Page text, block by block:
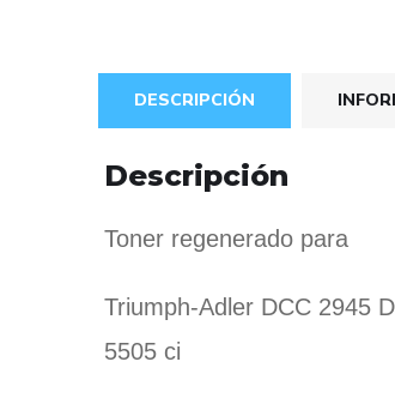
DESCRIPCIÓN
Descripción
Toner regenerado para
Triumph-Adler DCC 2945
5505 ci